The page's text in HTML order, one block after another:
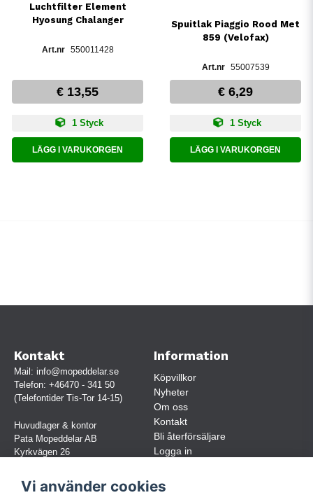
Luchtfilter Element
Hyosung Chalanger
550011428
€ 13,55
1 Styck
LÄGG I VARUKORGEN
Spuitlak Piaggio Rood Met
859 (Velofax)
55007539
€ 6,29
1 Styck
LÄGG I VARUKORGEN
Kontakt
Mail: info@mopeddelar.se
Telefon: +46470 - 341 50
(Telefontider Tis-Tor 14-15)
Huvudlager & kontor
Pata Mopeddelar AB
Kyrkvägen 26
(OBS. Endast förbokade besök)
Information
Köpvillkor
Nyheter
Om oss
Kontakt
Bli återförsäljare
Logga in
Vi använder cookies